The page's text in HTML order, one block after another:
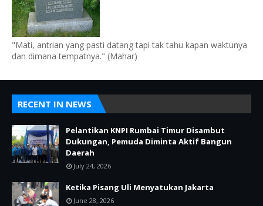
"Mati, antrian yang pasti datang tapi tak tahu kapan waktunya
dan dimana tempatnya." (Mahar)
RECENT IN NEWS
Pelantikan KNPI Rumbai Timur Disambut
Dukungan, Pemuda Diminta Aktif Bangun
Daerah
July 24, 2026
Ketika Pisang Uli Menyatukan Jakarta
June 28, 2026